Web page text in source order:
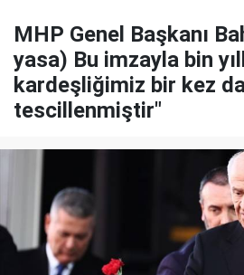
MHP Genel Başkanı
yasa) Bu imzayla bin
kardeşliğimiz bir kez
tescillenmiştir"